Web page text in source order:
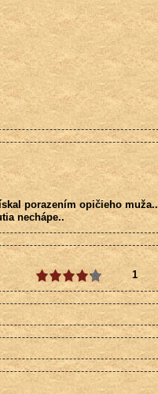
porazením opičieho muža..
nechápe..
1